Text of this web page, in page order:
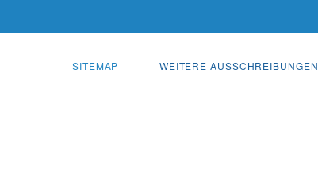
SITEMAP WEITERE AUSSCHREIBUNGEN